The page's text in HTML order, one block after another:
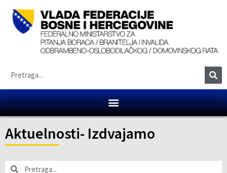
Aktuelnosti- Izdvajamo